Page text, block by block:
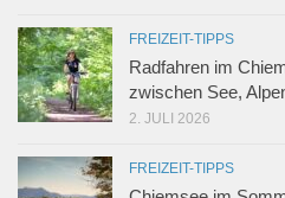
FREIZEIT-TIPPS
Radfahren im
zwischen See,
2. JULI 2026
FREIZEIT-TIPPS